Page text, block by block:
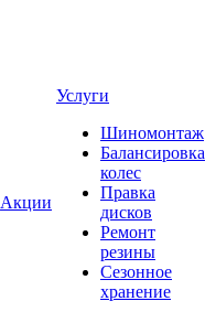
Акции
Услуги
Шиномонтаж
Балансировка
колес
Правка
дисков
Ремонт
резины
Сезонное
хранение